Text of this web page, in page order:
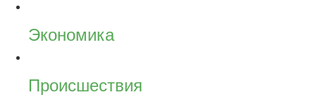
Экономика
Происшествия